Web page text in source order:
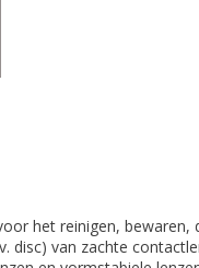
het reinigen, bewaren,
disc) van zachte